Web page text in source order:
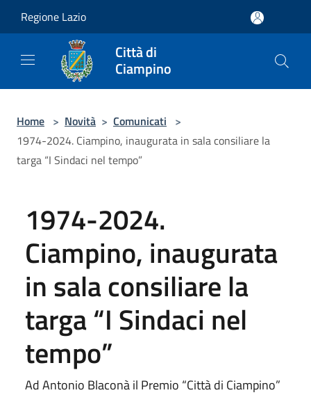
Regione Lazio
Città di
Ciampino
Home > Novità > Comunicati >
1974-2024. Ciampino, inaugurata in sala consiliare la
targa “I Sindaci nel tempo”
1974-2024.
Ciampino, inaugurata
in sala consiliare la
targa “I Sindaci nel
tempo”
Ad Antonio Blaconà il Premio “Città di Ciampino”